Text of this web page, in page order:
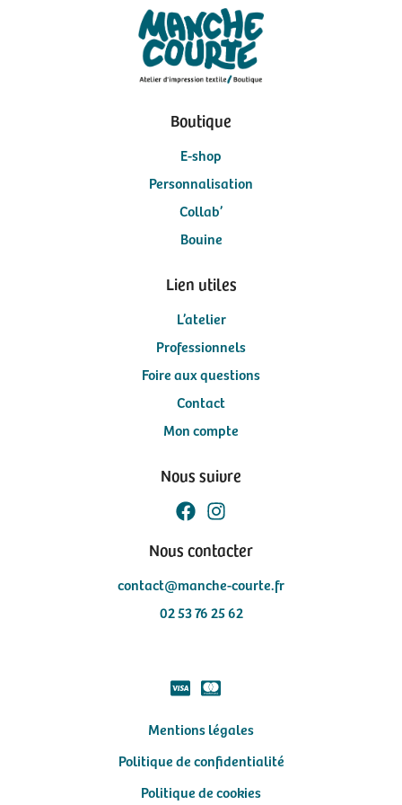
Boutique
E-shop
Personnalisation
Collab’
Bouine
Lien utiles
L’atelier
Professionnels
Foire aux questions
Contact
Mon compte
Nous suivre
Nous contacter
contact@manche-courte.fr
02 53 76 25 62
Mentions légales
Politique de confidentialité
Politique de cookies